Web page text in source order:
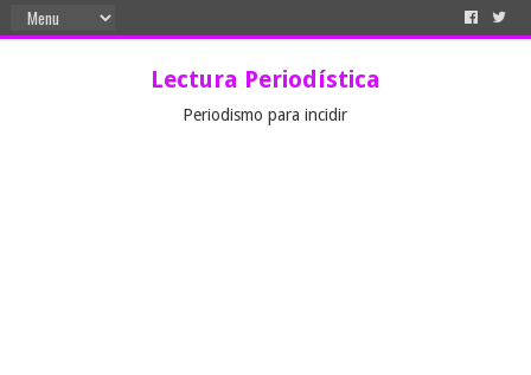
Lectura Periodística
Periodismo para incidir